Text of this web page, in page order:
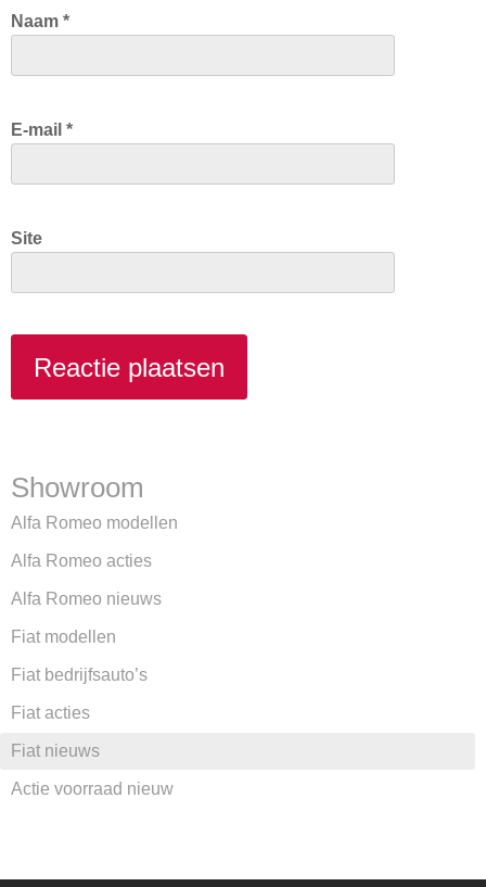
Naam *
E-mail *
Site
Showroom
Alfa Romeo modellen
Alfa Romeo acties
Alfa Romeo nieuws
Fiat modellen
Fiat bedrijfsauto’s
Fiat acties
Fiat nieuws
Actie voorraad nieuw